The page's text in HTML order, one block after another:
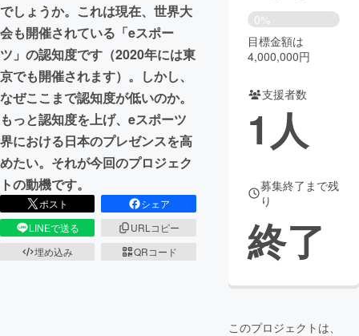
ビジネス・起業 チャレンジ
まちづくり・地域活性化
CAMPFIRE for Social Good
CAMPFIRE Creation
CAMPFIREふるさと納税machi-ya コミュニティ
でしょうか。これは現在、世界大
会も開催されている「eスポー
ツ」の認知度です（2020年には東
京でも開催されます）。しかし、
なぜここまで認知度が低いのか。
もっと認知度を上げ、eスポーツ
界における日本のプレゼンスを高
めたい。それが今回のプロジェク
トの動機です。
ポスト
シェア
LINEで送る
URLコピー
埋め込み
QRコード
0%
目標金額は
4,000,000円
支援者数
1人
募集終了まで残
り
終了
このプロジェクトは、